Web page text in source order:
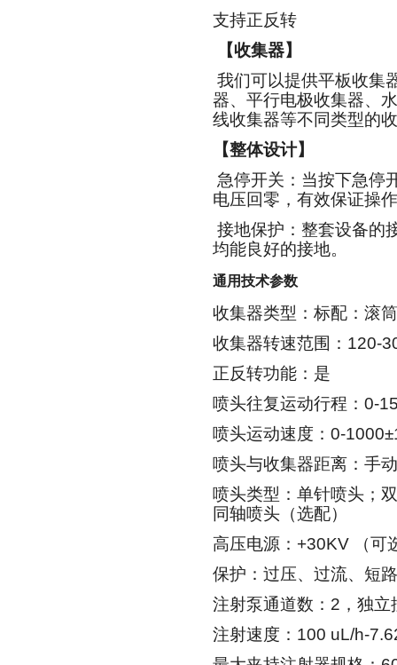
支持正反转
【收集器】
我们可以提供平板收集
器、平行电极收集器、
线收集器等不同类型的
【整体设计】
急停开关：当按下急停
电压回零，有效保证操
接地保护：整套设备的
均能良好的接地。
通用技术参数
收集器类型：标配：滚
收集器转速范围： 120-
正反转功能：是
喷头往复运动行程： 0-
喷头运动速度： 0-1000±
喷头与收集器距离：手
喷头类型：单针喷头；
同轴喷头（选配）
高压电源： +30KV
（
保护：过压、过流、短
注射泵通道数： 2 ，独
注射速度： 100 uL/h-